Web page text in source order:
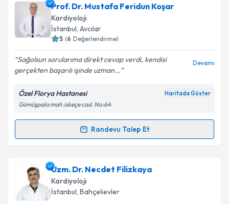
Doç. Dr. Mustafa Aytek Şimşekiçin randevu takvimi
talebi oluşturun. Size bu uzmandan randevu almanız
için bir takvim hazırlandığında e-posta ile
bilgilendireceğiz.
E-posta Adresiniz
Kişisel verilerimin işlenmesine ilişkin
Metni'ni okudum ve kişisel verilerimin belirtilen
kapsamda işlenmesini kabul ediyorum.
Prof. Dr. Mustafa Feridun Koşar
Kardiyoloji
İstanbul, Avcılar
5 (6 Değerlendirme)
Sağolsun sorularıma direkt cevap verdi, kendisi
gerçekten başarılı işinde uzman...
Devamı
Özel Florya Hastanesi Haritada Göster
Gümüşpala mah.iskeçe cad. No:64
Randevu Talep Et
Randevu Takvimi Talebi
Prof. Dr. Mustafa Feridun Koşariçin randevu
takvimi talebi oluşturun. Size bu uzmandan randevu
almanız için bir takvim hazırlandığında e-posta ile
bilgilendireceğiz.
Uzm. Dr. Necdet Filizkaya
Kardiyoloji
İstanbul, Bahçelievler